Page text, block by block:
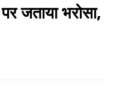
जताया भरोसा,